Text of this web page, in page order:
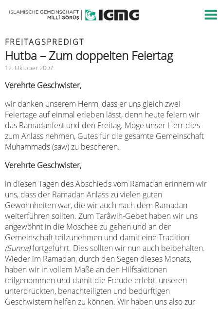
FREITAGSPREDIGT
Hutba – Zum doppelten Feiertag
12. Oktober 2007
Verehrte Geschwister,
wir danken unserem Herrn, dass er uns gleich zwei
Feiertage auf einmal erleben lässt, denn heute feiern wir
das Ramadanfest und den Freitag. Möge unser Herr dies
zum Anlass nehmen, Gutes für die gesamte Gemeinschaft
Muhammads (saw) zu bescheren.
Verehrte Geschwister,
in diesen Tagen des Abschieds vom Ramadan erinnern wir
uns, dass der Ramadan Anlass zu vielen guten
Gewohnheiten war, die wir auch nach dem Ramadan
weiterführen sollten. Zum Tarâwih-Gebet haben wir uns
angewöhnt in die Moschee zu gehen und an der
Gemeinschaft teilzunehmen und damit eine Tradition
(Sunna)fortgeführt. Dies sollten wir nun auch beibehalten.
Wieder im Ramadan, durch den Segen dieses Monats,
haben wir in vollem Maße an den Hilfsaktionen
teilgenommen und damit die Freude erlebt, unseren
unterdrückten, benachteiligten und bedürftigen
Geschwistern helfen zu können. Wir haben uns also zur